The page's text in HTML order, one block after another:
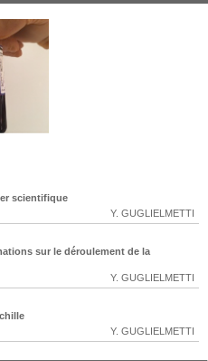
scientifique
Y. GUGLIELMETTI
sur le déroulement de la
Y. GUGLIELMETTI
Y. GUGLIELMETTI